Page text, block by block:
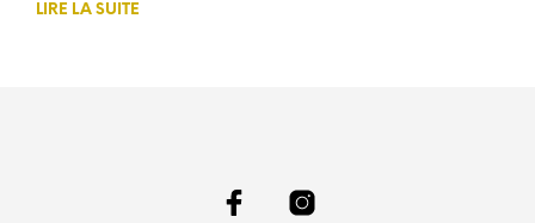
LIRE LA SUITE